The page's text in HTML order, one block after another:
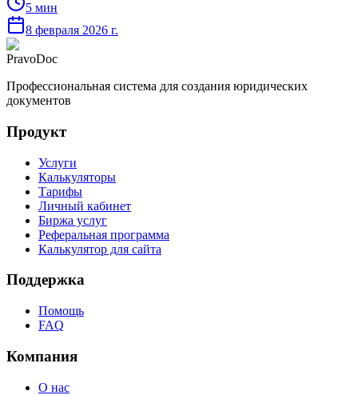
5 мин
8 февраля 2026 г.
PravoDoc
Профессиональная система для создания юридических
документов
Продукт
Услуги
Калькуляторы
Тарифы
Личный кабинет
Биржа услуг
Реферальная программа
Калькулятор для сайта
Поддержка
Помощь
FAQ
Компания
О нас